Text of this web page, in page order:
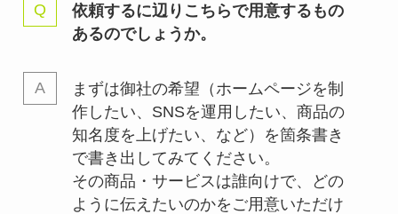
依頼するに辺りこちらで用意するもの
あるのでしょうか。
まずは御社の希望（ホームページを制
作したい、SNSを運用したい、商品の
知名度を上げたい、など）を箇条書き
で書き出してみてください。
その商品・サービスは誰向けで、どの
ように伝えたいのかをご用意いただけ